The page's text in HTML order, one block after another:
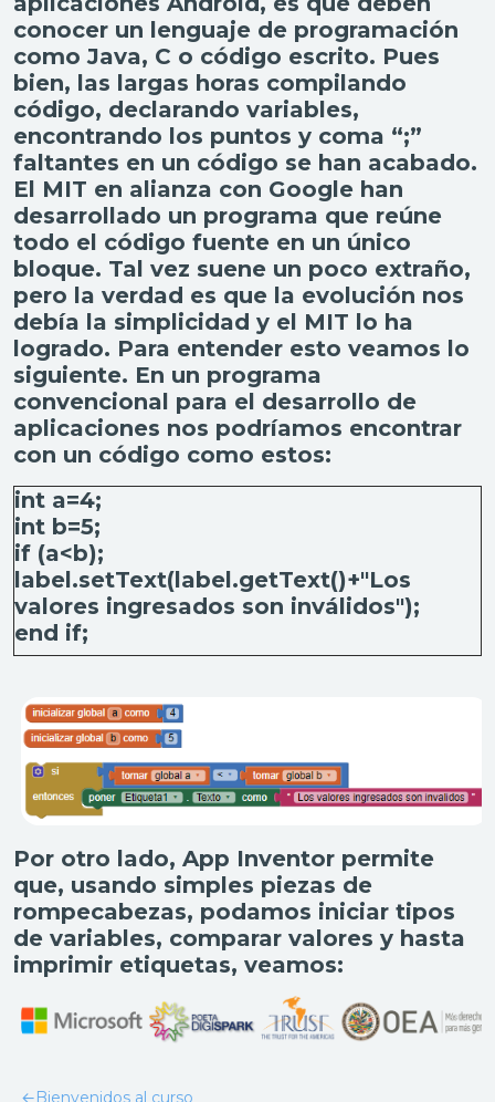
conocer un lenguaje de programación
como Java, C o código escrito. Pues
bien, las largas horas compilando
código, declarando variables,
encontrando los puntos y coma “;”
faltantes en un código se han acabado.
El MIT en alianza con Google han
desarrollado un programa que reúne
todo el código fuente en un único
bloque. Tal vez suene un poco extraño,
pero la verdad es que la evolución nos
debía la simplicidad y el MIT lo ha
logrado. Para entender esto veamos lo
siguiente. En un programa
convencional para el desarrollo de
aplicaciones nos podríamos encontrar
con un código como estos:
int a=4;
int b=5;
if (a<b);
label.setText(label.getText()+"Los
valores ingresados son inválidos");
end if;
Por otro lado, App Inventor permite
que, usando simples piezas de
rompecabezas, podamos iniciar tipos
de variables, comparar valores y hasta
imprimir etiquetas, veamos:
←Bienvenidos al curso